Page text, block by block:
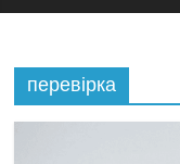
перевірка